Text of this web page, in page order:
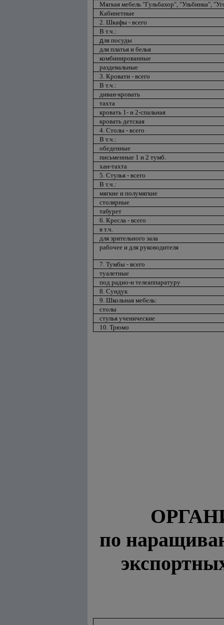
Мягкая мебель "Гульбахор", "Ульбинка",
Кабинетные
2. Шкафы - всего
В т.ч.:
для посуды
для платья и белья
комбинированные
раздевальные
3. Кровати - всего
В т.ч.:
диван-кровать
тахта
кровать 1- и 2-спальная
кровать детская
4. Столы - всего
В т.ч.:
обеденные
письменные 1 и 2 тумб.
хан-тахта
5. Стулья - всего
В т.ч.:
мягкие и полумягкие
столярные
табурет
6. Кресла - всего
в т.ч.
для зрительного зала
рабочее и для руководителя
7. Тумбы - всего
туалетные
под радио-и телеаппаратуру
8. Сундук
9. Школьная мебель:
столы
стулья ученические
10. Трюмо
по